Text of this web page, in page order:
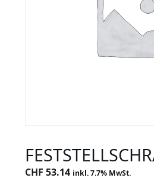
CHF 53.14 inkl. 7.7% MwSt.